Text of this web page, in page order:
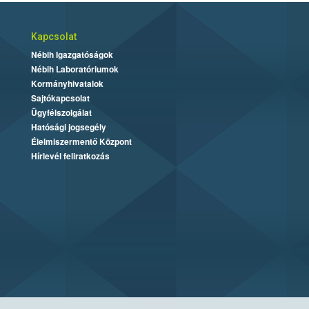
Kapcsolat
Nébih Igazgatóságok
Nébih Laboratóriumok
Kormányhivatalok
Sajtókapcsolat
Ügyfélszolgálat
Hatósági jogsegély
Élelmiszermentő Központ
Hírlevél feliratkozás